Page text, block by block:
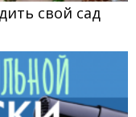
свой сад